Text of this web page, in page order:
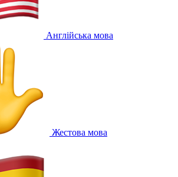
Англійська мова
Жестова мова